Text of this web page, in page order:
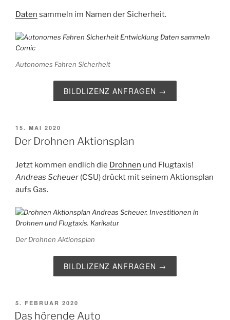
Daten sammeln im Namen der Sicherheit.
Autonomes Fahren Sicherheit
BILDLIZENZ ANFRAGEN →
VERÖFFENTLICHT
AM
15. MAI 2020
Der Drohnen Aktionsplan
Jetzt kommen endlich die Drohnen und Flugtaxis!
Andreas Scheuer (CSU) drückt mit seinem Aktionsplan
aufs Gas.
Der Drohnen Aktionsplan
BILDLIZENZ ANFRAGEN →
VERÖFFENTLICHT
AM
5. FEBRUAR 2020
Das hörende Auto